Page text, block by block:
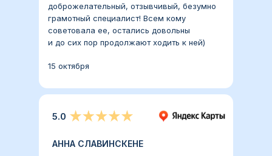
15 октября
доброжелательный, отзывчивый, безумно
грамотный специалист! Всем кому
советовала ее, остались довольны
и до сих пор продолжают ходить к ней)
5.0
АННА СЛАВИНСКЕНЕ